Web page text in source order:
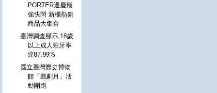
PORTER週慶最
強快閃 新櫃熱銷
商品大集合
臺灣調查顯示 18歲
以上成人蛀牙率
達87.99%
國立臺灣歷史博物
館「戲劇月」活
動開跑